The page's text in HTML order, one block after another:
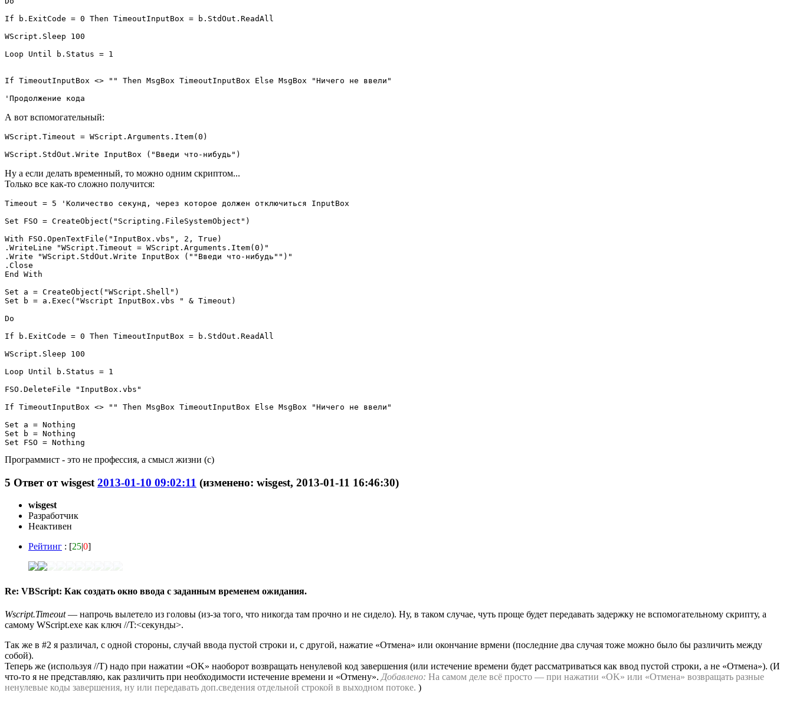
If b.ExitCode = 0 Then TimeoutInputBox = b.StdOut.ReadAll
WScript.Sleep 100
Loop Until b.Status = 1
If TimeoutInputBox <> "" Then MsgBox TimeoutInputBox Else MsgBox "Ничего не ввели"
'Продолжение кода
А вот вспомогательный:
WScript.Timeout = WScript.Arguments.Item(0)
Ну а если делать временный, то можно одним скриптом...
Только все как-то сложно получится:
Timeout = 5 'Количество секунд, через которое должен отключиться InputBox
Set FSO = CreateObject("Scripting.FileSystemObject")
With FSO.OpenTextFile("InputBox.vbs", 2, True)
.WriteLine "WScript.Timeout = WScript.Arguments.Item(0)"
.Write "WScript.StdOut.Write InputBox (""Введи что-нибудь"")"
.Close
End With
Set a = CreateObject("WScript.Shell")
Set b = a.Exec("Wscript InputBox.vbs " & Timeout)
Do
If b.ExitCode = 0 Then TimeoutInputBox = b.StdOut.ReadAll
WScript.Sleep 100
Loop Until b.Status = 1
FSO.DeleteFile "InputBox.vbs"
If TimeoutInputBox <> "" Then MsgBox TimeoutInputBox Else MsgBox "Ничего не ввели"
Set a = Nothing
Set b = Nothing
Программист - это не профессия, а смысл жизни (с)
5 Ответ отwisgest 2013-01-10 09:02:11 (изменено: wisgest, 2013-01-11 16:46:30)
wisgest
Разработчик
Неактивен
Рейтинг : [25|0]
Re: VBScript: Как создать окно ввода с заданным временем ожидания.
Wscript.Timeout— напрочь вылетело из головы (из-за того, что никогда там прочно и не сидело). Ну, в таком случае, чуть проще будет передавать задержку не вспомогательному скрипту, а
самому WScript.exe как ключ //T:<секунды>.
Так же в #2 я различал, с одной стороны, случай ввода пустой строки и, с другой, нажатие «Отмена» или окончание врмени (последние два случая тоже можно было бы различить между
собой).
Теперь же (используя //T) надо при нажатии «OK» наоборот возвращать ненулевой код завершения (или истечение времени будет рассматриваться как ввод пустой строки, а не «Отмена»). (И
что-то я не представляю, как различить при необходимости истечение времени и «Отмену». Добавлено: На самом деле всё просто — при нажатии «OK» или «Отмена» возвращать разные
ненулевые коды завершения, ну или передавать доп.сведения отдельной строкой в выходном потоке. )